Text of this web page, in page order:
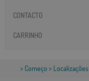
CONTACTO
CARRINHO
> Começo > Localizações